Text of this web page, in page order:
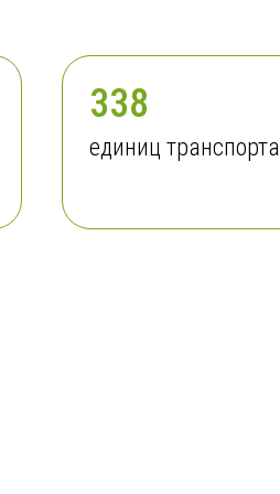
338
единиц транспорта